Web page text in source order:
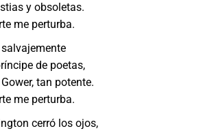
y obsoletas.
me perturba.
de poetas,
tan potente.
me perturba.
cerró los ojos,